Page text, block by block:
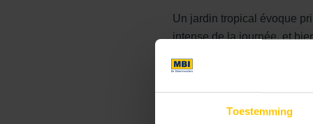
Toestemming
Un jardin tropical évoque
intense de la journée, et
ajoutent du caractère à
de même ce sentiment